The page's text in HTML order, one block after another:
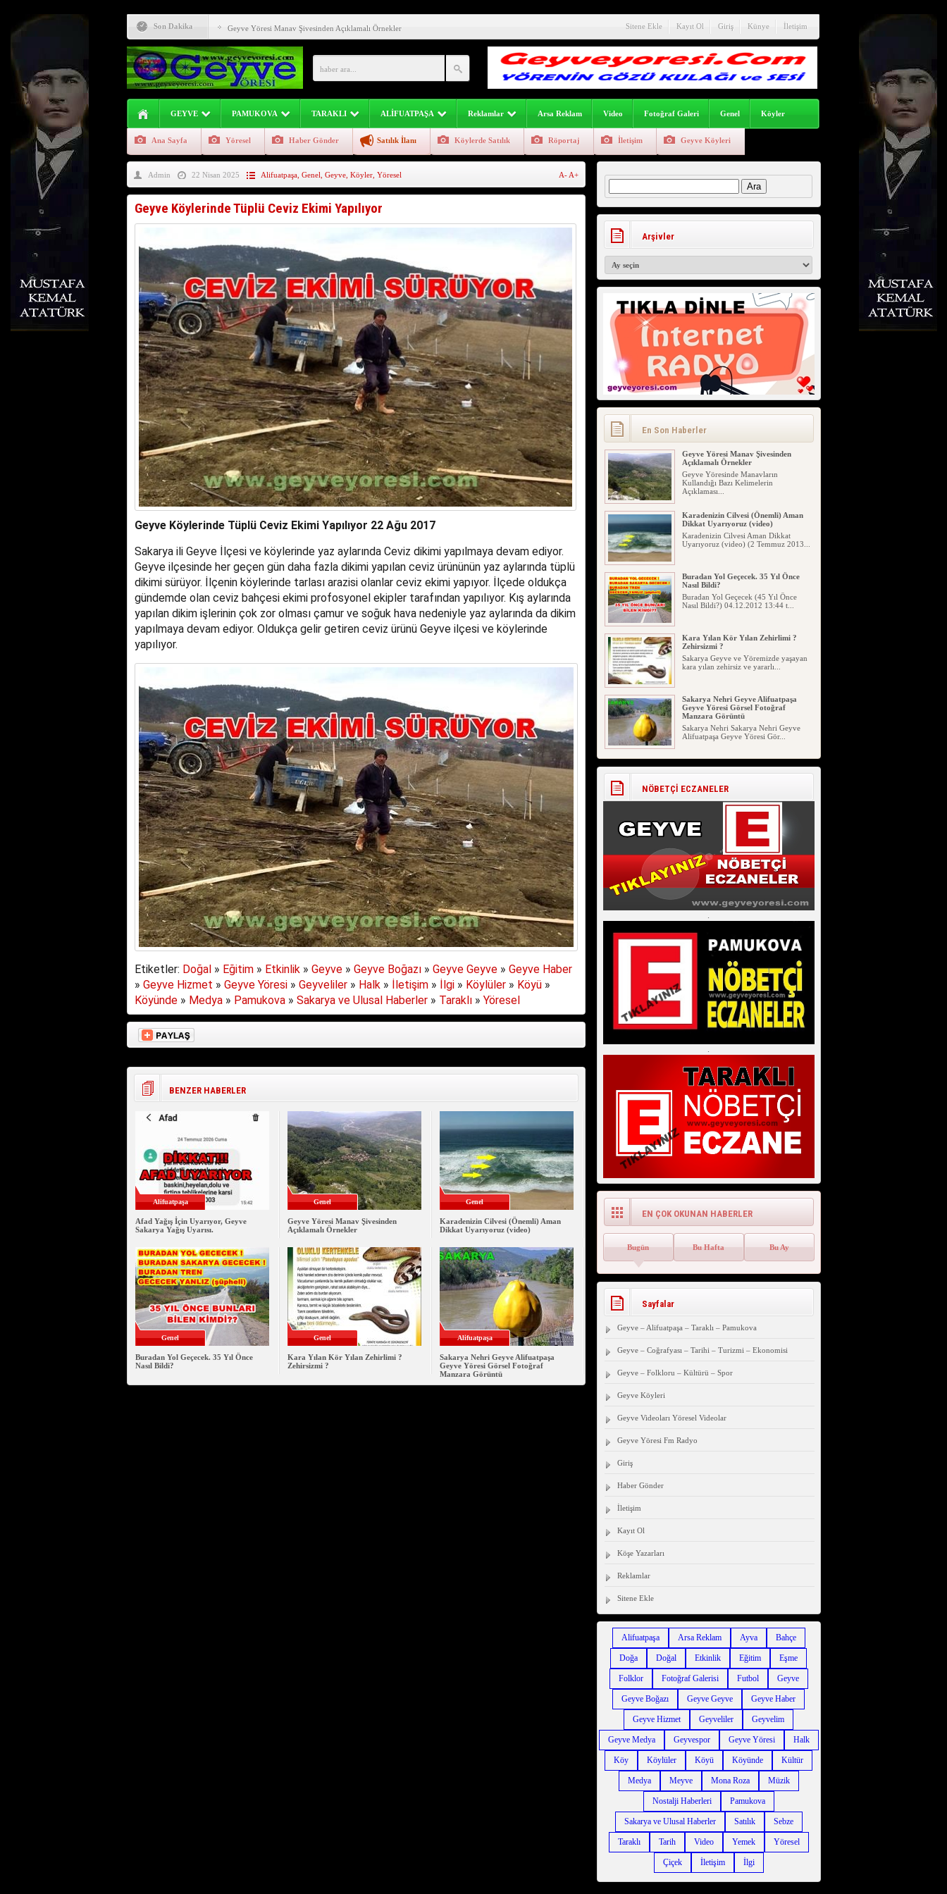
Son Dakika Geyve Yöresi Manav Şivesinden Açıklamalı Örnekler
Karadenizin Cilvesi (Önemli) Aman Dikkat Uyarıyoruz (video)
Buradan Yol Geçecek. 35 Yıl Önce Nasıl Bildi?
Kara Yılan Kör Yılan Zehirlimi ? Zehirsizmi ?
Sakarya Nehri Geyve Alifuatpaşa Geyve Yöresi Görsel Fotoğraf Manzara Görüntü
Evliya Çelebi Seyahatnamesi Geyve Bölümü 741-742 Sayfa
Geyve İlçesinde Aşure Etkinliği Devam Ediyor
Geyve Atasözü Derki !!! (Geyve Atasözleri)
Sitene Ekle Kayıt Ol Giriş Künye İletişim
GEYVE PAMUKOVA TARAKLI ALİFUATPAŞA Reklamlar Arsa Reklam Video Fotoğraf Galeri Genel Köyler
Ana Sayfa Yöresel Haber Gönder Satılık İlanı Köylerde Satılık Röportaj İletişim Geyve Köyleri
Admin 22 Nisan 2025 Alifuatpaşa, Genel Geyve, Köyler, Yöresel A- A+
Geyve Köylerinde Tüplü Ceviz Ekimi Yapılıyor
Geyve Köylerinde Tüplü Ceviz Ekimi Yapılıyor 22 Ağu 2017
Sakarya ili Geyve İlçesi ve köylerinde yaz aylarında Ceviz dikimi yapılmaya devam ediyor.
Geyve ilçesinde her geçen gün daha fazla dikimi yapılan ceviz ürününün yaz aylarında tüplü
dikimi sürüyor. İlçenin köylerinde tarlası arazisi olanlar ceviz ekimi yapıyor. İlçede oldukça
gündemde olan ceviz bahçesi ekimi profosyonel ekipler tarafından yapılıyor. Kış aylarında
yapılan dikim işlerinin çok zor olması çamur ve soğuk hava nedeniyle yaz aylarında da dikim
yapılmaya devam ediyor. Oldukça gelir getiren ceviz ürünü Geyve ilçesi ve köylerinde
yapılıyor.
Etiketler: Doğal» Eğitim» Etkinlik » Geyve» Geyve Boğazı» Geyve Geyve» Geyve Haber
» Geyve Hizmet » Geyve Yöresi» Geyveliler» Halk » İletişim» İlgi» Köylüler» Köyü»
Köyünde» Medya» Pamukova» Sakarya ve Ulusal Haberler» Taraklı» Yöresel
BENZER HABERLER
Alifuatpaşa
Afad Yağış İçin Uyarıyor, Geyve
Sakarya Yağış Uyarısı.
Genel
Geyve Yöresi Manav Şivesinden
Açıklamalı Örnekler
Genel
Karadenizin Cilvesi (Önemli) Aman
Dikkat Uyarıyoruz (video)
Genel
Buradan Yol Geçecek. 35 Yıl Önce
Nasıl Bildi?
Genel
Kara Yılan Kör Yılan Zehirlimi ?
Zehirsizmi ?
Alifuatpaşa
Sakarya Nehri Geyve Alifuatpaşa
Geyve Yöresi Görsel Fotoğraf
Manzara Görüntü
Arama:
Arşivler
En Son Haberler
Afad Yağış İçin Uyarıyor, Geyve
Sakarya Yağış Uyarısı.
Afad Yağış İçin Uyarıyor, Geyve
Geyve Yöresi Manav Şivesinden
Açıklamalı Örnekler
Geyve Yöresinde Manavların
Kullandığı Bazı Kelimelerin
Açıklaması...
Karadenizin Cilvesi (Önemli) Aman
Dikkat Uyarıyoruz (video)
Karadenizin Cilvesi Aman Dikkat
Uyarıyoruz (video) (2 Temmuz 2013...
Buradan Yol Geçecek. 35 Yıl Önce
Nasıl Bildi?
Buradan Yol Geçecek (45 Yıl Önce
Nasıl Bildi?) 04.12.2012 13:44 t...
Kara Yılan Kör Yılan Zehirlimi ?
Zehirsizmi ?
Sakarya Geyve ve Yöremizde yaşayan
kara yılan zehirsiz ve yararlı...
Sakarya Nehri Geyve Alifuatpaşa
Geyve Yöresi Görsel Fotoğraf
Manzara Görüntü
Sakarya Nehri Sakarya Nehri Geyve
Alifuatpaşa Geyve Yöresi Gör...
Evliya Çelebi Seyahatnamesi Geyve
Bölümü 741-742 Sayfa
SEYAHATNAMESİNDE GEYVE
Geyve İlçesinde Aşure Etkinliği
Devam Ediyor
Geyve İlçesinde Aşure Etkinliği Devam
Ediyor. Sakarya Geyve İl...
Geyve İlçesinin Genç Girişimcileri
Ticari Eğitim
Geyve İlçesinin Genç Girişimcileri
Ticari Eğitim. 02.07.2026 S...
Geyve Atasözü Derki !!! (Geyve
Atasözleri)
Geyve Atasözü Derki !!! (Geyve
Atasözleri) Geyve Atasözleri 05 ...
NÖBETÇİ ECZANELER
.
.
EN ÇOK OKUNAN HABERLER
Bugün Bu Hafta Bu Ay
Sayfalar
Geyve – Alifuatpaşa – Taraklı – Pamukova
Geyve – Coğrafyası – Tarihi – Turizmi – Ekonomisi
Geyve – Folkloru – Kültürü – Spor
Geyve Köyleri
Geyve Videoları Yöresel Videolar
Geyve Yöresi Fm Radyo
Giriş
Haber Gönder
İletişim
Kayıt Ol
Köşe Yazarları
Reklamlar
Sitene Ekle
Alifuatpaşa Arsa Reklam Ayva Bahçe
Doğa Doğal Etkinlik Eğitim Eşme
Folklor Fotoğraf Galerisi Futbol Geyve
Geyve Boğazı Geyve Geyve Geyve Haber
Geyve Hizmet Geyveliler Geyvelim
Geyve Medya Geyvespor Geyve Yöresi Halk
Köy Köylüler Köyü Köyünde Kültür
Medya Meyve Mona Roza Müzik
Nostalji Haberleri Pamukova
Sakarya ve Ulusal Haberler Satılık Sebze
Taraklı Tarih Video Yemek Yöresel
Çiçek İletişim İlgi